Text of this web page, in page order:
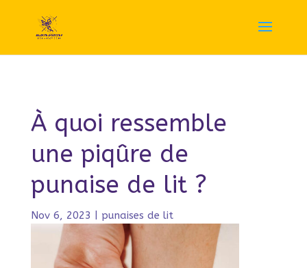
À quoi ressemble
une piqûre de
punaise de lit ?
Nov 6, 2023 punaises de lit